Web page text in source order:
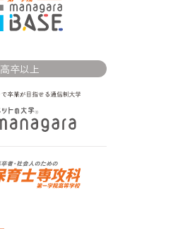
高卒以上